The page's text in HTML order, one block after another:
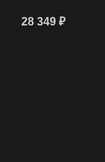
28 349 ₽